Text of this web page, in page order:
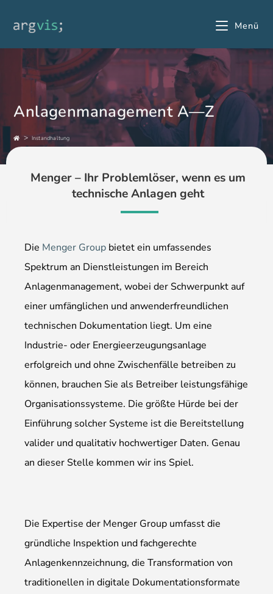
Menü
Anlagenmanagement A—Z
> Instandhaltung
Menger – Ihr Problemlöser, wenn es um
technische Anlagen geht
Die Menger Group bietet ein umfassendes
Spektrum an Dienstleistungen im Bereich
Anlagenmanagement, wobei der Schwerpunkt auf
einer umfänglichen und anwenderfreundlichen
technischen Dokumentation liegt. Um eine
Industrie- oder Energieerzeugungsanlage
erfolgreich und ohne Zwischenfälle betreiben zu
können, brauchen Sie als Betreiber leistungsfähige
Organisationssysteme. Die größte Hürde bei der
Einführung solcher Systeme ist die Bereitstellung
valider und qualitativ hochwertiger Daten. Genau
an dieser Stelle kommen wir ins Spiel.
Die Expertise der Menger Group umfasst die
gründliche Inspektion und fachgerechte
Anlagenkennzeichnung, die Transformation von
traditionellen in digitale Dokumentationsformate